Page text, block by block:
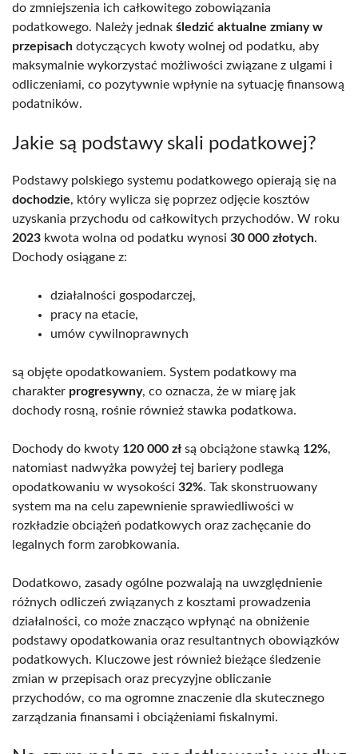
do zmniejszenia ich całkowitego zobowiązania
podatkowego. Należy jednak śledzić aktualne zmiany w
przepisach dotyczących kwoty wolnej od podatku, aby
maksymalnie wykorzystać możliwości związane z ulgami i
odliczeniami, co pozytywnie wpłynie na sytuację finansową
podatników.
Jakie są podstawy skali podatkowej?
Podstawy polskiego systemu podatkowego opierają się na
dochodzie, który wylicza się poprzez odjęcie kosztów
uzyskania przychodu od całkowitych przychodów. W roku
2023 kwota wolna od podatku wynosi 30 000 złotych.
Dochody osiągane z:
działalności gospodarczej,
pracy na etacie,
umów cywilnoprawnych
są objęte opodatkowaniem. System podatkowy ma
charakter progresywny, co oznacza, że w miarę jak
dochody rosną, rośnie również stawka podatkowa.
Dochody do kwoty 120 000 zł są obciążone stawką 12%,
natomiast nadwyżka powyżej tej bariery podlega
opodatkowaniu w wysokości 32%. Tak skonstruowany
system ma na celu zapewnienie sprawiedliwości w
rozkładzie obciążeń podatkowych oraz zachęcanie do
legalnych form zarobkowania.
Dodatkowo, zasady ogólne pozwalają na uwzględnienie
różnych odliczeń związanych z kosztami prowadzenia
działalności, co może znacząco wpłynąć na obniżenie
podstawy opodatkowania oraz resultantnych obowiązków
podatkowych. Kluczowe jest również bieżące śledzenie
zmian w przepisach oraz precyzyjne obliczanie
przychodów, co ma ogromne znaczenie dla skutecznego
zarządzania finansami i obciążeniami fiskalnymi.